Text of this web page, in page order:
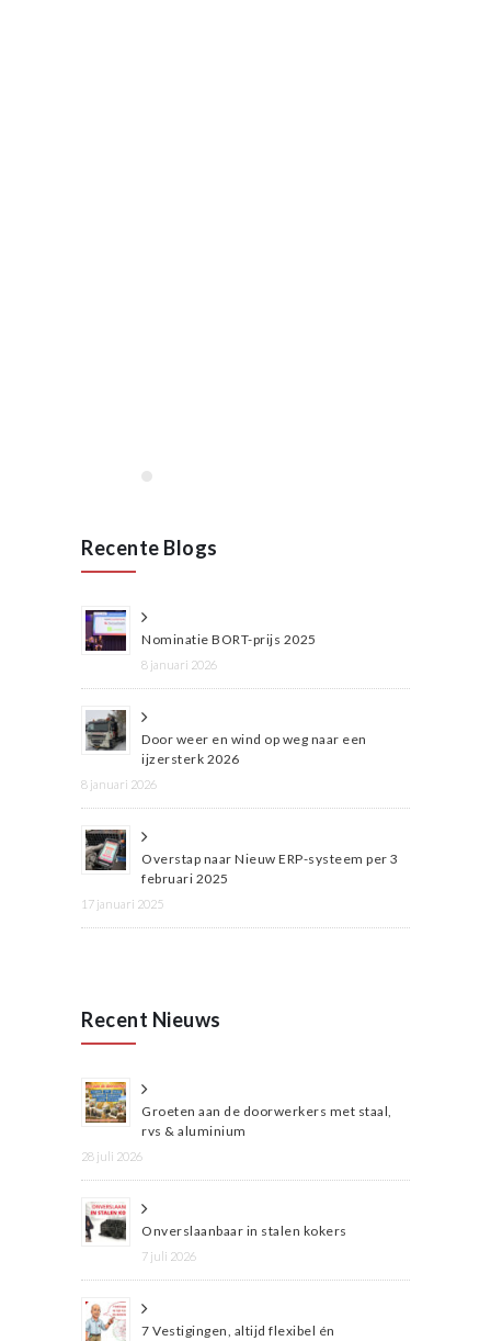
Recente Blogs
Nominatie BORT-prijs 2025
8 januari 2026
Door weer en wind op weg naar een
ijzersterk 2026
8 januari 2026
Overstap naar Nieuw ERP-systeem per 3
februari 2025
17 januari 2025
Recent Nieuws
Groeten aan de doorwerkers met staal,
rvs & aluminium
28 juli 2026
Onverslaanbaar in stalen kokers
7 juli 2026
7 Vestigingen, altijd flexibel én